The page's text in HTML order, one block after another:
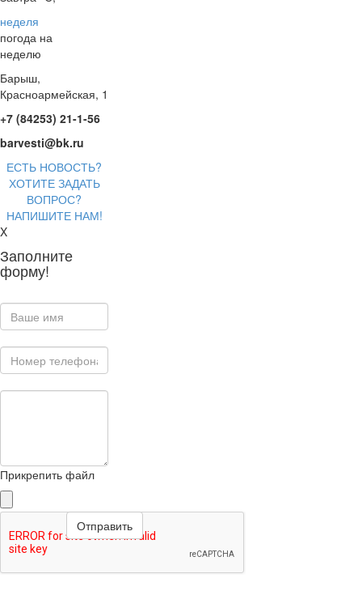
неделя
погода на
неделю
Барыш,
Красноармейская, 1
+7 (84253) 21-1-56
barvesti@bk.ru
ЕСТЬ НОВОСТЬ?
ХОТИТЕ ЗАДАТЬ
ВОПРОС?
НАПИШИТЕ НАМ!
X
Заполните
форму!
Прикрепить файл